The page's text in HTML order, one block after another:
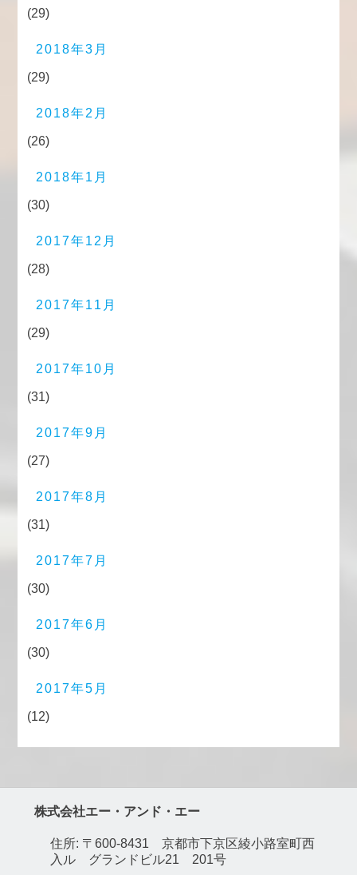
(29)
2018年3月
(29)
2018年2月
(26)
2018年1月
(30)
2017年12月
(28)
2017年11月
(29)
2017年10月
(31)
2017年9月
(27)
2017年8月
(31)
2017年7月
(30)
2017年6月
(30)
2017年5月
(12)
株式会社エー・アンド・エー
住所: 〒600-8431 京都市下京区綾小路室町西
入ル グランドビル21 201号